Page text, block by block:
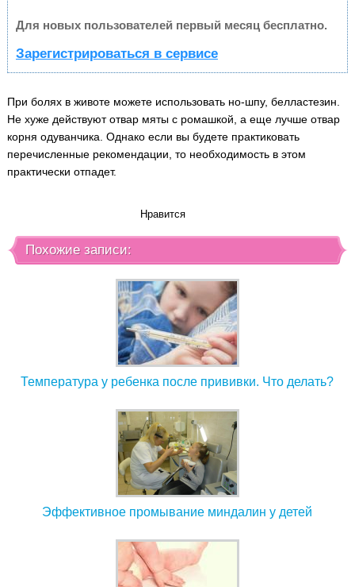
Для новых пользователей первый месяц бесплатно.
Зарегистрироваться в сервисе
При болях в животе можете использовать но-шпу, белластезин.
Не хуже действуют отвар мяты с ромашкой, а еще лучше отвар
корня одуванчика. Однако если вы будете практиковать
перечисленные рекомендации, то необходимость в этом
практически отпадет.
Нравится
Похожие записи:
Температура у ребенка после прививки. Что делать?
Эффективное промывание миндалин у детей